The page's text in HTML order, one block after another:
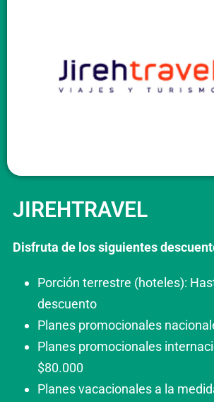
JIREHTRAVEL
Disfruta de los siguientes
Porción terrestre (hoteles):
descuento
Planes promocionales
Planes promocionales
$80.000
Planes vacacionales a la